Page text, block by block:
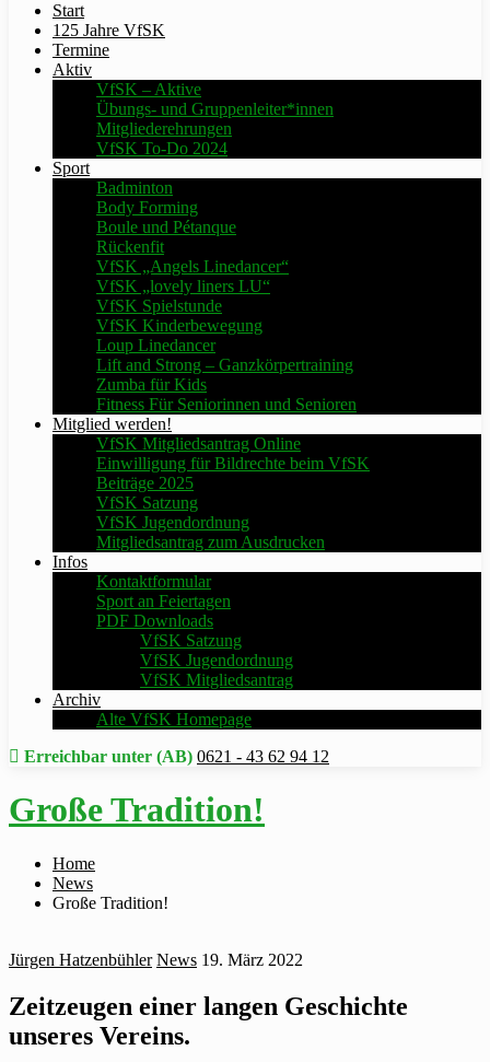
Start
125 Jahre VfSK
Termine
Aktiv
VfSK – Aktive
Übungs- und Gruppenleiter*innen
Mitgliederehrungen
VfSK To-Do 2024
Sport
Badminton
Body Forming
Boule und Pétanque
Rückenfit
VfSK „Angels Linedancer“
VfSK „lovely liners LU“
VfSK Spielstunde
VfSK Kinderbewegung
Loup Linedancer
Lift and Strong – Ganzkörpertraining
Zumba für Kids
Fitness Für Seniorinnen und Senioren
Mitglied werden!
VfSK Mitgliedsantrag Online
Einwilligung für Bildrechte beim VfSK
Beiträge 2025
VfSK Satzung
VfSK Jugendordnung
Mitgliedsantrag zum Ausdrucken
Infos
Kontaktformular
Sport an Feiertagen
PDF Downloads
VfSK Satzung
VfSK Jugendordnung
VfSK Mitgliedsantrag
Archiv
Alte VfSK Homepage
Erreichbar unter (AB) 0621 - 43 62 94 12
Große Tradition!
Home
News
Große Tradition!
Jürgen Hatzenbühler News 19. März 2022
Zeitzeugen einer langen Geschichte
unseres Vereins.